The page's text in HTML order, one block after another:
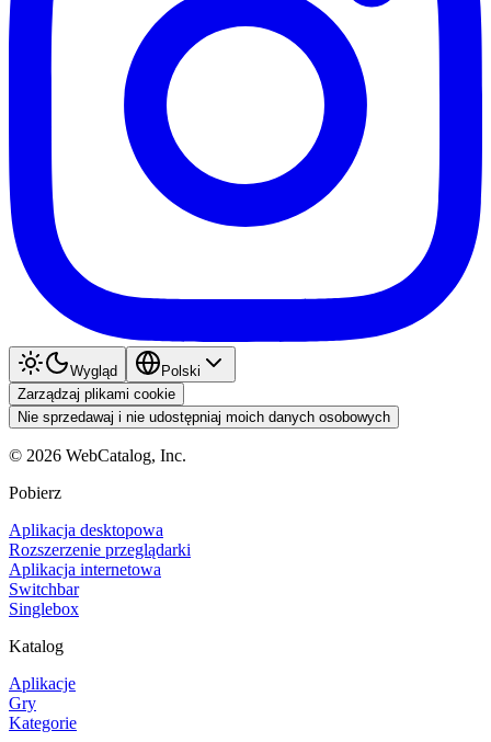
Wygląd
Polski
Zarządzaj plikami cookie
Nie sprzedawaj i nie udostępniaj moich danych osobowych
© 2026 WebCatalog, Inc.
Pobierz
Aplikacja desktopowa
Rozszerzenie przeglądarki
Aplikacja internetowa
Switchbar
Singlebox
Katalog
Aplikacje
Gry
Kategorie